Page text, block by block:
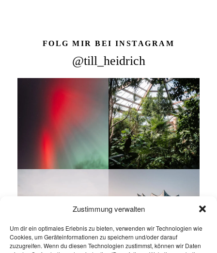
Zustimmung verwalten
Um dir ein optimales Erlebnis zu bieten, verwenden wir Technologien wie
Cookies, um Geräteinformationen zu speichern und/oder darauf
zuzugreifen. Wenn du diesen Technologien zustimmst, können wir Daten
FOLG MIR BEI INSTAGRAM
@till_heidrich